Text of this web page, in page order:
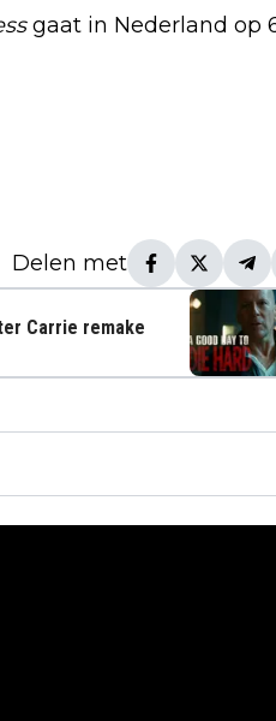
gaat in Nederland op
Delen met
Carrie remake